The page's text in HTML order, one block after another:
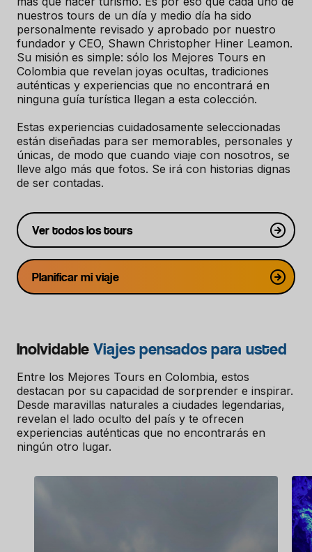
nuestros tours de un día y medio día ha sido
personalmente revisado y aprobado por nuestro
fundador y CEO, Shawn Christopher Hiner Leamon.
Su misión es simple: sólo los Mejores Tours en
Colombia que revelan joyas ocultas, tradiciones
auténticas y experiencias que no encontrará en
ninguna guía turística llegan a esta colección.
Estas experiencias cuidadosamente seleccionadas
están diseñadas para ser memorables, personales y
únicas, de modo que cuando viaje con nosotros, se
lleve algo más que fotos. Se irá con historias dignas
de ser contadas.
Ver todos los tours
Planificar mi viaje
Inolvidable Viajes pensados para usted
Entre los Mejores Tours en Colombia, estos
destacan por su capacidad de sorprender e inspirar.
Desde maravillas naturales a ciudades legendarias,
revelan el lado oculto del país y te ofrecen
experiencias auténticas que no encontrarás en
ningún otro lugar.